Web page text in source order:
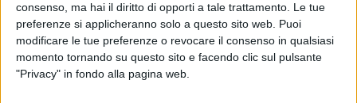
consenso, ma hai il diritto di opporti a tale trattamento. Le tue
preferenze si applicheranno solo a questo sito web. Puoi
modificare le tue preferenze o revocare il consenso in qualsiasi
momento tornando su questo sito e facendo clic sul pulsante
"Privacy" in fondo alla pagina web.